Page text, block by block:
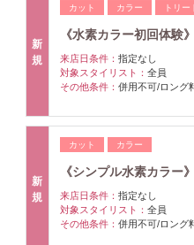
新
規
カット カラー トリー
《水素カラー初回体
来店日条件： 指定なし
対象スタイリスト： 全員
その他条件： 併用不可/ロング
新
規
カット カラー
《シンプル水素カラ
来店日条件： 指定なし
対象スタイリスト： 全員
その他条件： 併用不可/ロング